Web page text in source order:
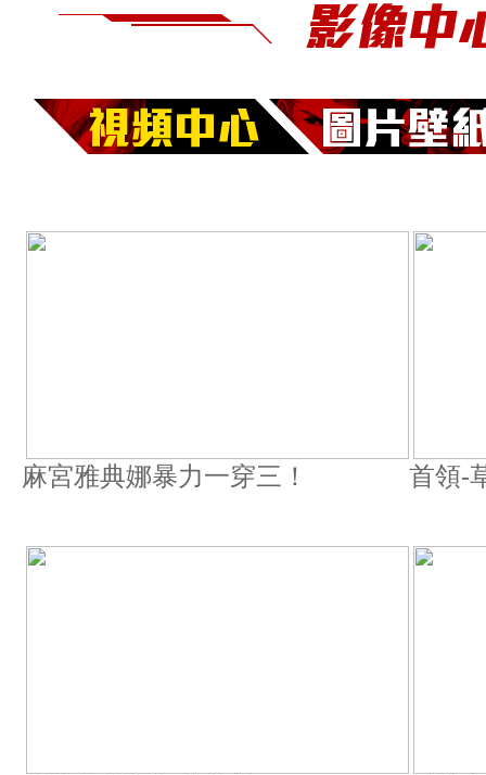
麻宮雅典娜暴力一穿三！ 首領-